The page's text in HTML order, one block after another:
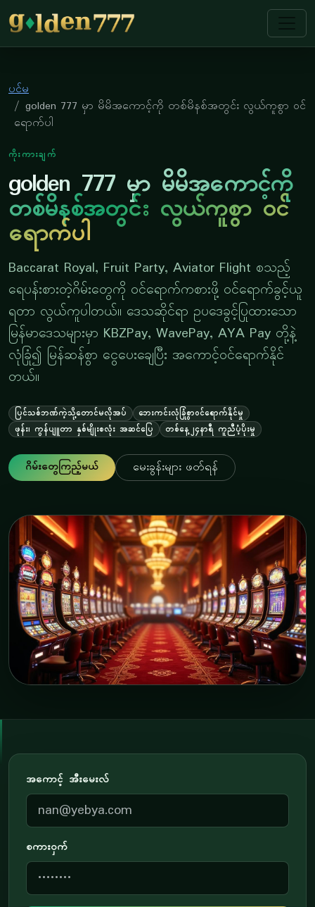
golden 777
ပင်မ
golden 777 မှာ မိမိအကောင့်ကို တစ်မိနစ်အတွင်း လွယ်ကူစွာ ဝင်
ရောက်ပါ
ကိုးကားချက်
golden 777 မှာ မိမိအကောင့်ကို
တစ်မိနစ်အတွင်း လွယ်ကူစွာ ဝင်
ရောက်ပါ
Baccarat Royal, Fruit Party, Aviator Flight စသည့်
ရေပန်းစားတဲ့ဂိမ်းတွေကို ဝင်ရောက်ကစားဖို့ ဝင်ရောက်ခွင့်ယူ
ရတာ လွယ်ကူပါတယ်။ ဒေသဆိုင်ရာ ဥပဒေခွင့်ပြုထားသော
မြန်မာဒေသများမှာ KBZPay, WavePay, AYA Pay တို့နဲ့
လုံခြုံ၍ မြန်ဆန်စွာ ငွေပေးချေပြီး အကောင့်ဝင်ရောက်နိုင်
တယ်။
ပြင်သစ်ဘဏ်ကဲ့သို့တောင်မလိုအပ်
ဘေးကင်းလုံခြုံစွာဝင်ရောက်နိုင်မှု
ဖုန်း၊ ကွန်ပျူတာ နှစ်မျိုးစလုံး အဆင်ပြေ
တစ်နေ့၂၄နာရီ ကူညီပံ့ပိုးမှု
ဂိမ်းတွေကြည့်မယ် မေးခွန်းများ ဖတ်ရန်
အကောင့် အီးမေးလ်
စကားဝှက်